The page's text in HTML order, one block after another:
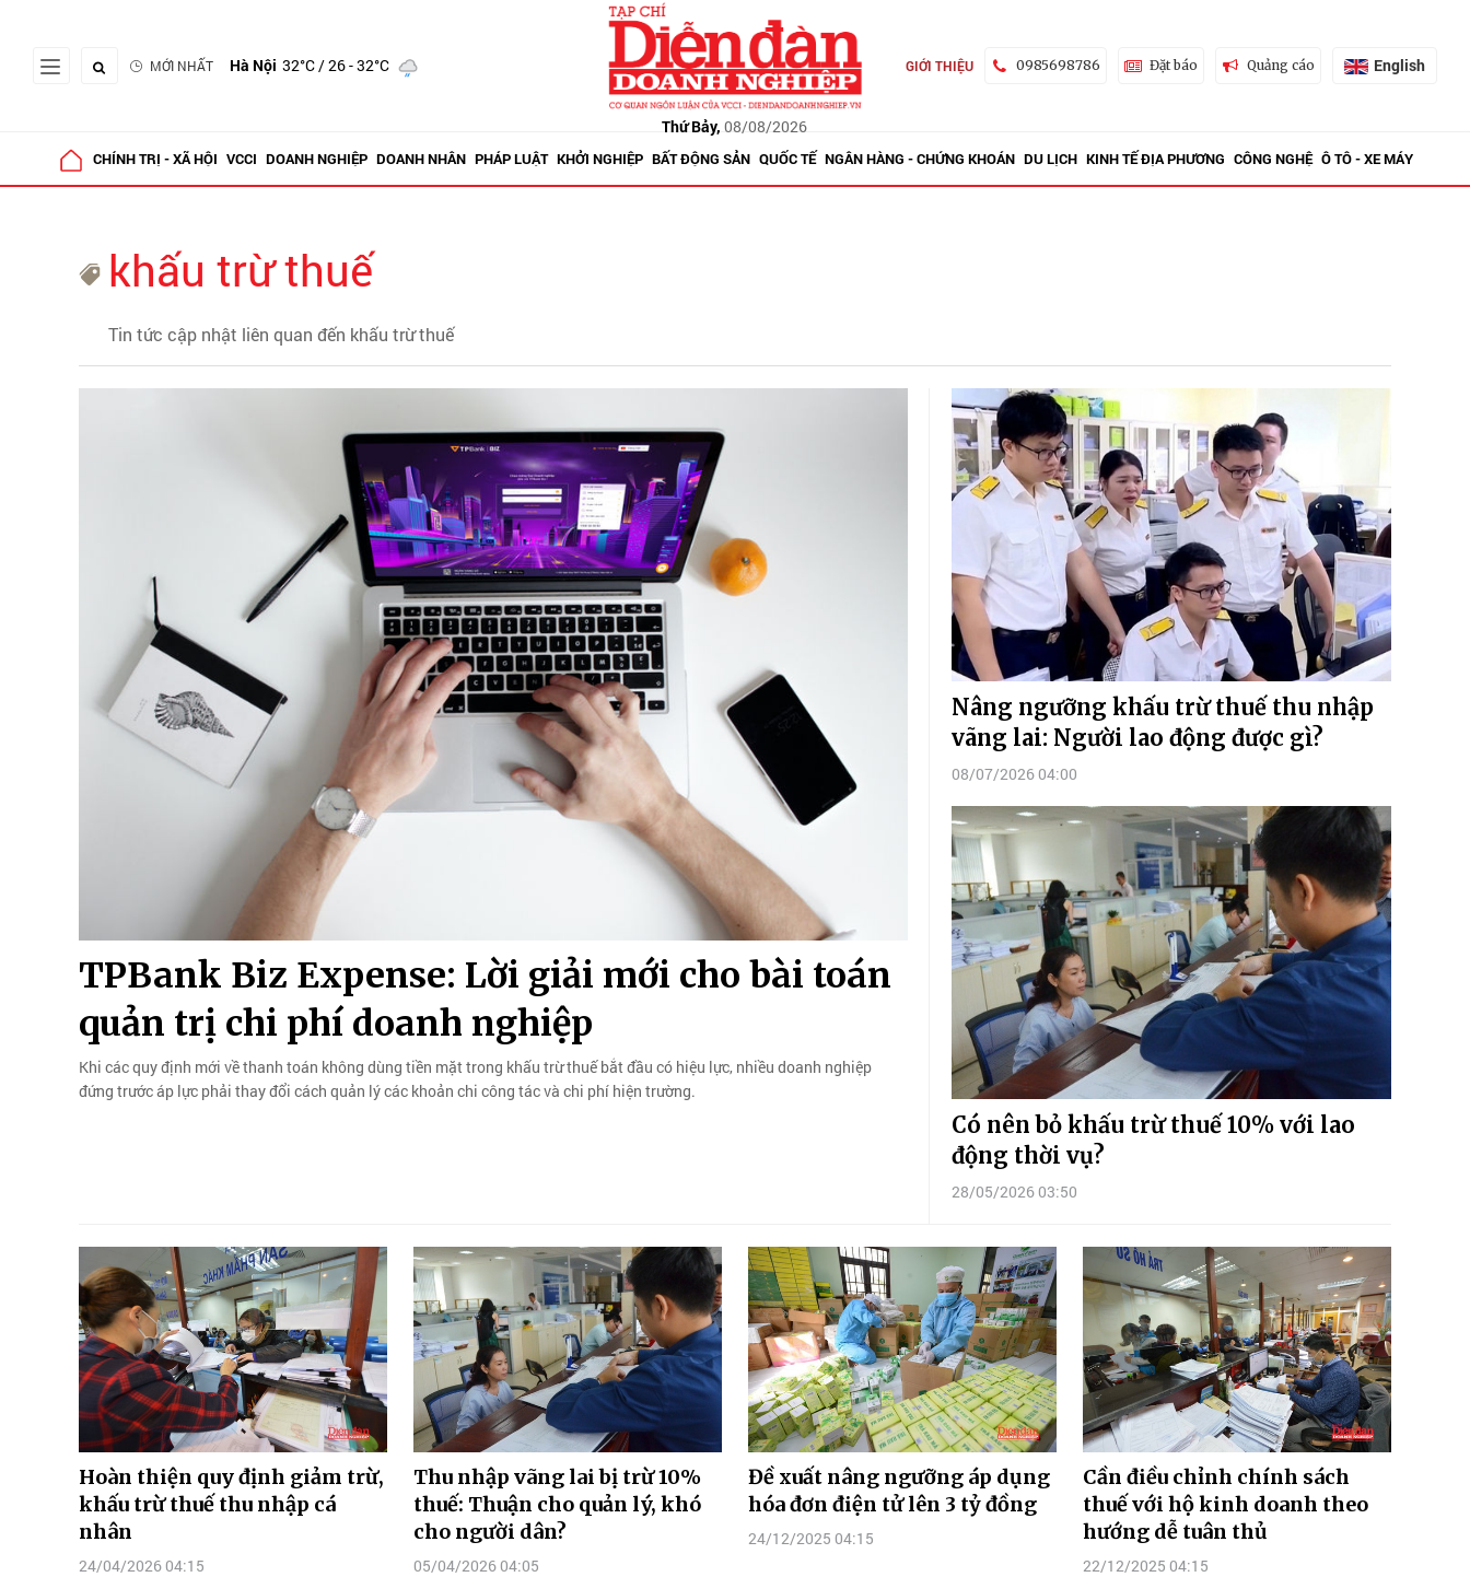
MỚI NHẤT Hà Nội 32°C/ 26 - 32°C
Thứ Bảy, 08/08/2026
GIỚI THIỆU 0985698786 Đặt báo Quảng cáo English
CHÍNH TRỊ - XÃ HỘI VCCI DOANH NGHIỆP DOANH NHÂN PHÁP LUẬT KHỞI NGHIỆP BẤT ĐỘNG SẢN QUỐC TẾ NGÂN HÀNG - CHỨNG KHOÁN DU LỊCH KINH TẾ ĐỊA PHƯƠNG CÔNG NGHỆ Ô TÔ - XE MÁY
khấu trừ thuế
Tin tức cập nhật liên quan đến khấu trừ thuế
TPBank Biz Expense: Lời giải mới cho bài toán
quản trị chi phí doanh nghiệp
Khi các quy định mới về thanh toán không dùng tiền mặt trong khấu trừ thuế bắt đầu có hiệu lực, nhiều doanh nghiệp
đứng trước áp lực phải thay đổi cách quản lý các khoản chi công tác và chi phí hiện trường.
Nâng ngưỡng khấu trừ thuế thu nhập
vãng lai: Người lao động được gì?
08/07/2026 04:00
Có nên bỏ khấu trừ thuế 10% với lao
động thời vụ?
28/05/2026 03:50
Hoàn thiện quy định giảm trừ,
khấu trừ thuế thu nhập cá
nhân
24/04/2026 04:15
Thu nhập vãng lai bị trừ 10%
thuế: Thuận cho quản lý, khó
cho người dân?
05/04/2026 04:05
Đề xuất nâng ngưỡng áp dụng
hóa đơn điện tử lên 3 tỷ đồng
24/12/2025 04:15
Cần điều chỉnh chính sách
thuế với hộ kinh doanh theo
hướng dễ tuân thủ
22/12/2025 04:15